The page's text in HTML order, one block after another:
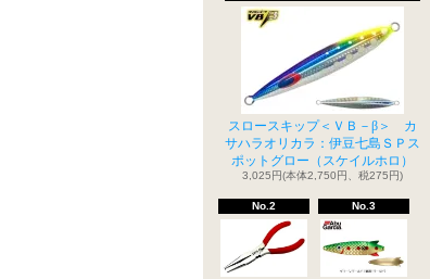
スロースキップ＜ＶＢ－β＞ カ
サハラオリカラ：伊豆七島ＳＰス
ポットグロー（スケイルホロ）
3,025円(本体2,750円、税275円)
No.2 No.3